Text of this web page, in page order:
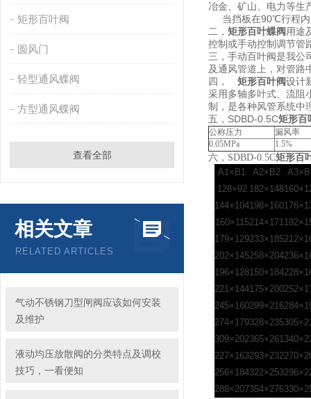
矩形百叶阀
圆风门
轻型通风蝶阀
方型通风蝶阀
查看全部
相关文章
RELATED ARTICLES
气动不锈钢刀型闸阀应该如何安装
及维护
液动均压放散阀的分类特点及调校
技巧，一看便知
冶金、矿山、电力等生
当挡板在90℃行程内
二， 矩形百叶蝶阀 用途
控制或手动控制调节管
三，手动百叶阀是我公
及通风管道上，对
四， 矩形百叶阀设计
采用多轴多叶式、流阻
制，是各种风管系
五，SDBD-0.5C矩形百
公称压力
漏风率
0.05MPa
1.5%
六，SDBD-0.5C矩形百
A1×B1
A2×B2
128×92 182×148
144×104198×160
160×115214×171
179×129233×185
202×145258×204
196×128150×184
221×144175×200
245×160299×216
274×179328×235
309×202365×261
227×163293×232
256×184322×253
288×207354×276